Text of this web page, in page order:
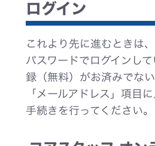
ログイン
これより先に進むときは
パスワードでログインし
録（無料）がお済みでな
「メールアドレス」項目
手続きを行ってください。